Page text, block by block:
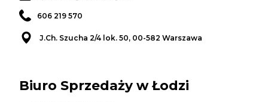
606 219 570
J.Ch. Szucha 2/4 lok. 50, 00-582 Warszawa
Biuro Sprzedaży w Łodzi